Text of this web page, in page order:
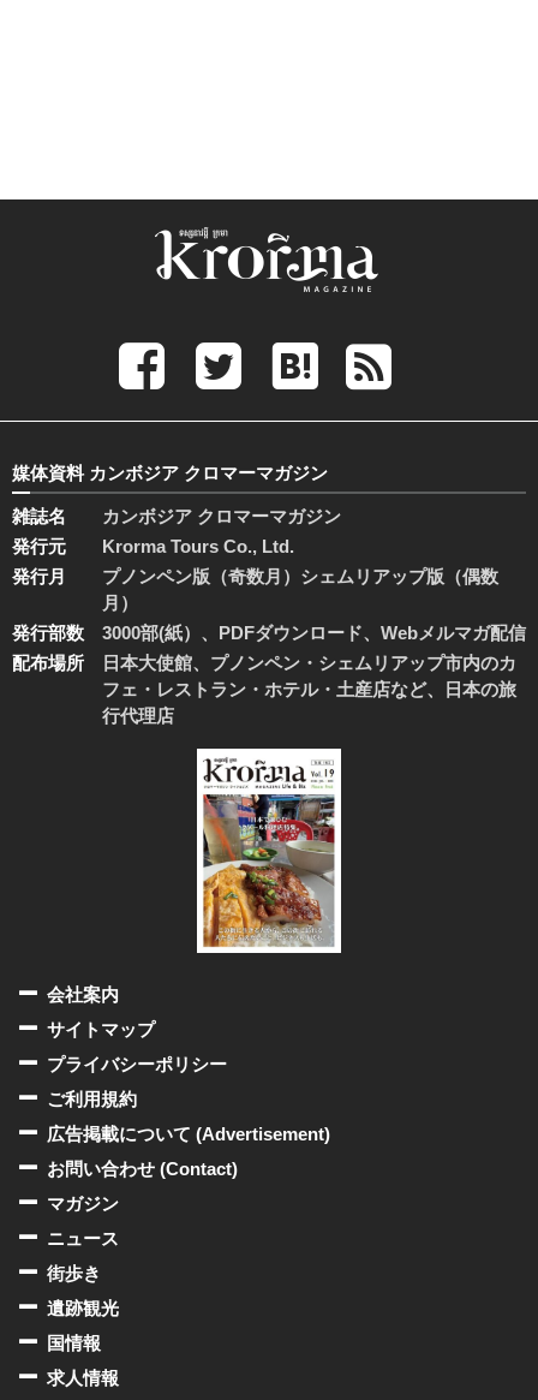
媒体資料 カンボジア クロマーマガジン
雑誌名
カンボジア クロマーマガジン
発行元
Krorma Tours Co., Ltd.
発行月
プノンペン版（奇数月）シェムリアップ版（偶数
月）
発行部数
3000部(紙）、PDFダウンロード、Webメルマガ配信
配布場所
日本大使館、プノンペン・シェムリアップ市内のカ
フェ・レストラン・ホテル・土産店など、日本の旅
行代理店
会社案内
サイトマップ
プライバシーポリシー
ご利用規約
広告掲載について (Advertisement)
お問い合わせ (Contact)
マガジン
ニュース
街歩き
遺跡観光
国情報
求人情報